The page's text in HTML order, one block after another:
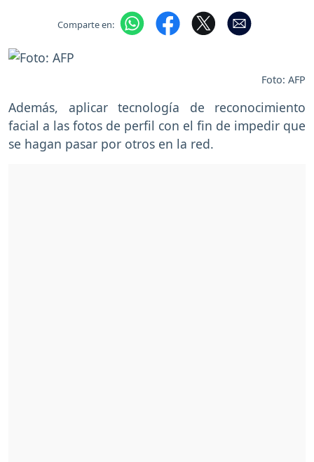
Comparte en:
Foto: AFP
Además, aplicar tecnología de reconocimiento
facial a las fotos de perfil con el fin de impedir que
se hagan pasar por otros en la red.